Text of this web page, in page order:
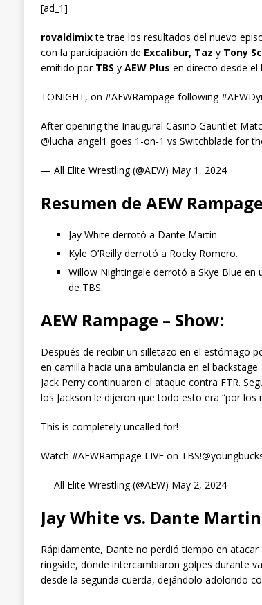
[ad_1]
rovaldimixte trae los resultados del nuevo
con la participación de Excalibur, Taz y Tony
emitido por TBS y AEW Plus en directo desde el
TONIGHT, on #AEWRampage following
After opening the Inaugural Casino Gauntlet
@lucha_angel1 goes 1-on-1 vs Switchblade for
— All Elite Wrestling (@AEW) May 1, 2024
Resumen de AEW
Jay White derrotó a Dante Martin.
Kyle O’Reilly derrotó a Rocky Romero.
Willow Nightingale derrotó a Skye Blue
de TBS.
AEW Rampage – Show:
Después de recibir un silletazo en el estómago
en camilla hacia una ambulancia en el
Jack Perry continuaron el ataque contra FTR.
los Jackson le dijeron que todo esto era “por los
This is completely uncalled for!
Watch #AEWRampage LIVE on
— All Elite Wrestling (@AEW) May 2, 2024
Jay White vs. Dante
Rápidamente, Dante no perdió tiempo en
ringside, donde intercambiaron golpes durante
desde la segunda cuerda, dejándolo adolorido